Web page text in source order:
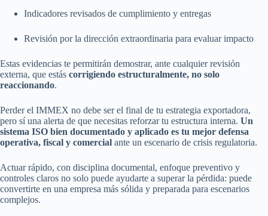
Indicadores revisados de cumplimiento y entregas
Revisión por la dirección extraordinaria para evaluar impacto
Estas evidencias te permitirán demostrar, ante cualquier revisión
externa, que estás corrigiendo estructuralmente, no solo
reaccionando.
Perder el IMMEX no debe ser el final de tu estrategia exportadora,
pero sí una alerta de que necesitas reforzar tu estructura interna. Un
sistema ISO bien documentado y aplicado es tu mejor defensa
operativa, fiscal y comercial ante un escenario de crisis regulatoria.
Actuar rápido, con disciplina documental, enfoque preventivo y
controles claros no solo puede ayudarte a superar la pérdida: puede
convertirte en una empresa más sólida y preparada para escenarios
complejos.